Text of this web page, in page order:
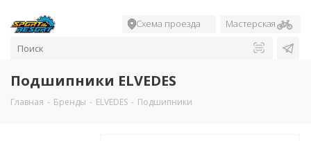
Схема проезда Мастерская
Подшипники ELVEDES
Главная - Бренды - ELVEDES - Подшипники